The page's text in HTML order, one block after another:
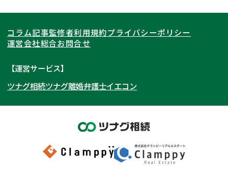
北海道 青森県
岩手県 宮城県
秋田県
福島県
関東
東京都 神奈川県
埼玉県
茨城県 群馬県
東海
愛知県
岐阜県 山梨県
関西
大阪府 京都府
奈良県
和歌山県
北陸・甲信越
石川県
富山県
岡山県
九州・沖縄
相続登記
遺産分割
相続手続き
家族信託
成年後見・任意後見
相続財産調査
不動産評価(相続不動産)
相続トラブル
コラム記事監修者利用規約プライバシーポリシー
運営会社総合お問合せ
【運営サービス】
ツナグ相続ツナグ離婚弁護士イエコン